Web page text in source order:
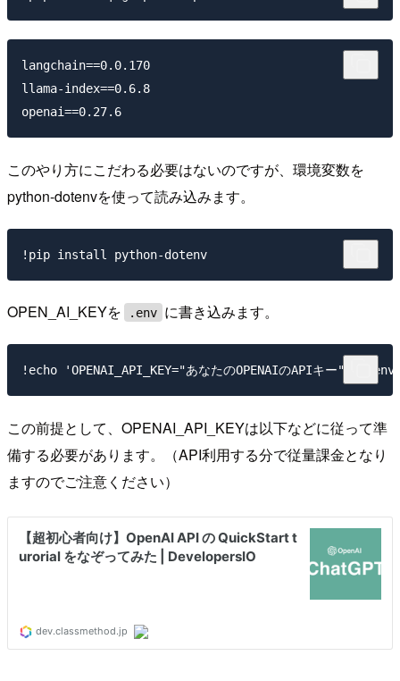
langchain==0.0.170
llama-index==0.6.8
このやり方にこだわる必要はないのですが、環境変数を
python-dotenvを使って読み込みます。
OPEN_AI_KEYを .env に書き込みます。
この前提として、OPENAI_API_KEYは以下などに従って準
備する必要があります。（API利用する分で従量課金となり
ますのでご注意ください）